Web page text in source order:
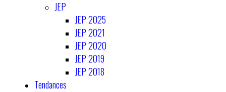
JEP
JEP 2025
JEP 2021
JEP 2020
JEP 2019
JEP 2018
Tendances